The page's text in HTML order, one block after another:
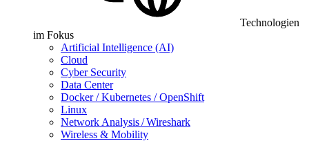
Technologien
im Fokus
Artificial Intelligence (AI)
Cloud
Cyber Security
Data Center
Docker / Kubernetes / OpenShift
Linux
Network Analysis / Wireshark
Wireless & Mobility